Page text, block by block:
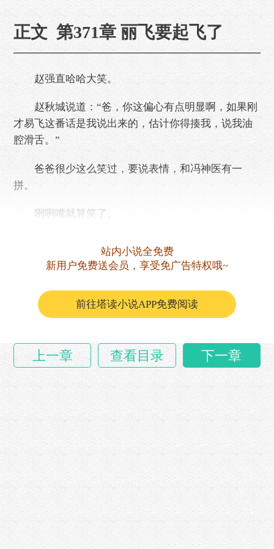
正文 第371章 丽飞要起飞了
赵强直哈哈大笑。
赵秋城说道：“爸，你这偏心有点明显啊，如果刚
才易飞这番话是我说出来的，估计你得揍我，说我油
腔滑舌。”
爸爸很少这么笑过，要说表情，和冯神医有一
拼。
咧咧嘴就算笑了、
不说易飞将来能对临东的贡献。
就他救了丽丽，爸爸嘴上不说，心里早把他当做
家……
站内小说全免费
新用户免费送会员，享受免广告特权哦~
前往塔读小说APP免费阅读
上一章 查看目录 下一章